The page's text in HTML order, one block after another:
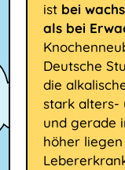
ist bei
als bei
Deutsche
die
stark alters-
und gerade
höher